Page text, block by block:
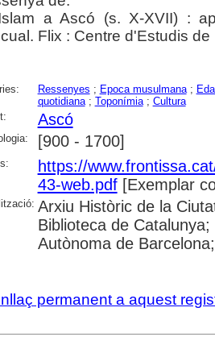
a Ascó (s. X-XVII) :
Flix : Centre d'Estudis
Ressenyes ; Epoca musulmana;
quotidiana; Toponímia; Cultura
Ascó
[900 - 1700]
https://
43-web.pdf[Exemplar
Arxiu Històric de la
Biblioteca de
Autònoma de
permanent a aquest